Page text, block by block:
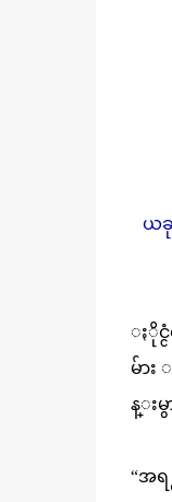
ယ
ႏိုင္
မ်ား
န္း
“အ